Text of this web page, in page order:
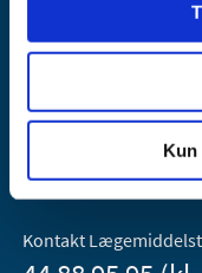
Kun
2300 København S
Lægemiddelstyrelsen
Kontakt